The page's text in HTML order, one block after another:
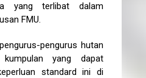
yang terlibat dalam
FMU.
pengurus hutan
yang dapat
standard ini di